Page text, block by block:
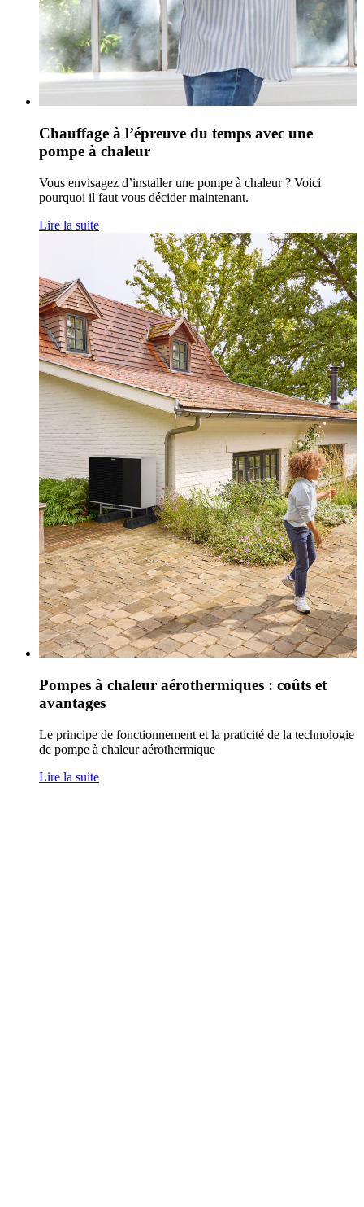
Chauffage à l’épreuve du temps avec une
pompe à chaleur
Vous envisagez d’installer une pompe à chaleur ? Voici
pourquoi il faut vous décider maintenant.
Lire la suite
Pompes à chaleur aérothermiques : coûts et
avantages
Le principe de fonctionnement et la praticité de la technologie
de pompe à chaleur aérothermique
Lire la suite